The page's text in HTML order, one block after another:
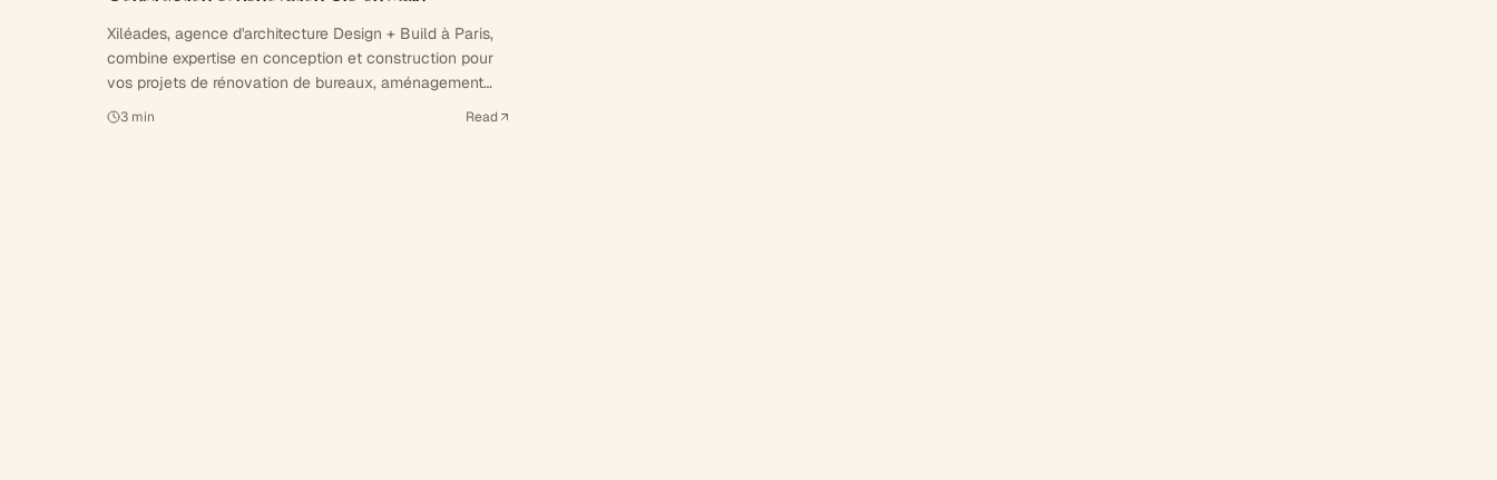
Xiléades, agence d'architecture Design + Build à Paris,
combine expertise en conception et construction pour
vos projets de rénovation de bureaux, aménagement
d'espaces de travail et construction clé en main.
3 min Read